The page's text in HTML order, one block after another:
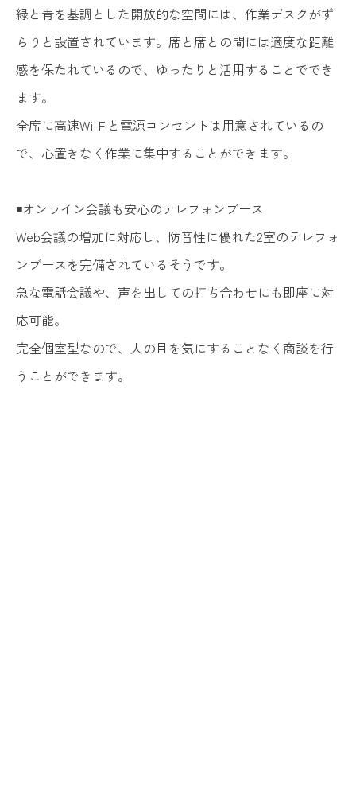
緑と青を基調とした開放的な空間には、作業デスクがず
らりと設置されています。席と席との間には適度な距離
感を保たれているので、ゆったりと活用することででき
ます。
全席に高速Wi-Fiと電源コンセントは用意されているの
で、心置きなく作業に集中することができます。
◾️オンライン会議も安心のテレフォンブース
Web会議の増加に対応し、防音性に優れた2室のテレフォ
ンブースを完備されているそうです。
急な電話会議や、声を出しての打ち合わせにも即座に対
応可能。
完全個室型なので、人の目を気にすることなく商談を行
うことができます。